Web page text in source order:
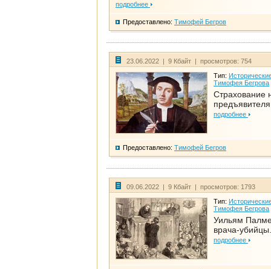
подробнее
Предоставлено: Тимофей Бегров
23.06.2022 | 9 Кбайт | просмотров: 754
Тип:
Тимофея Бегрова
Страхование
предъявителя
подробнее
Предоставлено: Тимофей Бегров
09.06.2022 | 9 Кбайт | просмотров: 1793
Тип:
Тимофея Бегрова
Уильям
врача-
подробнее